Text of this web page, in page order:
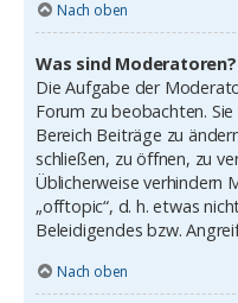
Nach oben
Was sind Moderatoren?
Die Aufgabe der
Forum zu beobachten.
Bereich Beiträge zu
schließen, zu öffnen, zu
Üblicherweise verhindern
„offtopic“, d. h. etwas
Beleidigendes bzw.
Nach oben